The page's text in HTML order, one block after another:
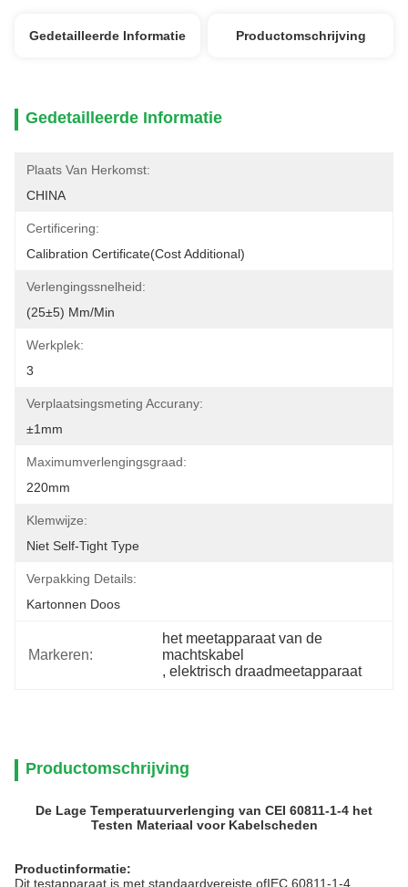
Gedetailleerde Informatie Productomschrijving
Gedetailleerde Informatie
Plaats Van Herkomst:
CHINA
Certificering:
Calibration Certificate(cost Additional)
Verlengingssnelheid:
(25±5) Mm/min
Werkplek:
3
Verplaatsingsmeting Accurany:
±1mm
Maximumverlengingsgraad:
220mm
Klemwijze:
Niet Self-Tight Type
Verpakking Details:
Kartonnen Doos
Markeren:
het meetapparaat van de
machtskabel
, elektrisch draadmeetapparaat
Productomschrijving
De Lage Temperatuurverlenging van CEI 60811-1-4 het
Testen Materiaal voor Kabelscheden
Productinformatie:
Dit testapparaat is met standaardvereiste ofIEC 60811-1-4